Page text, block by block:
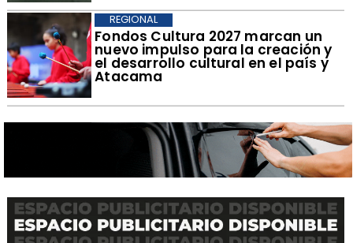
​Fondos Cultura 2027 marcan un
nuevo impulso para la creación y
el desarrollo cultural en el país y
Atacama
REGIONAL